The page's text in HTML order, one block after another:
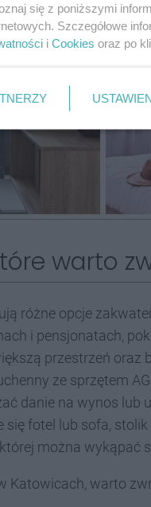
warto
różne opcje
i pensjonatach,
przestrzeń oraz
ze sprzętem
danie na wynos lub
fotel lub sofa,
można wykąpać
Katowicach, warto
się z poniższymi
Szczegółowe
i Cookies oraz po